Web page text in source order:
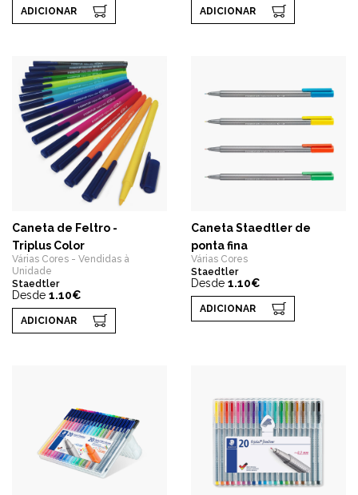
ADICIONAR ADICIONAR
Caneta de Feltro -
Triplus Color
Várias Cores - Vendidas à
Unidade
Staedtler
Desde 1.10€
ADICIONAR
Caneta Staedtler de
ponta fina
Várias Cores
Staedtler
Desde 1.10€
ADICIONAR